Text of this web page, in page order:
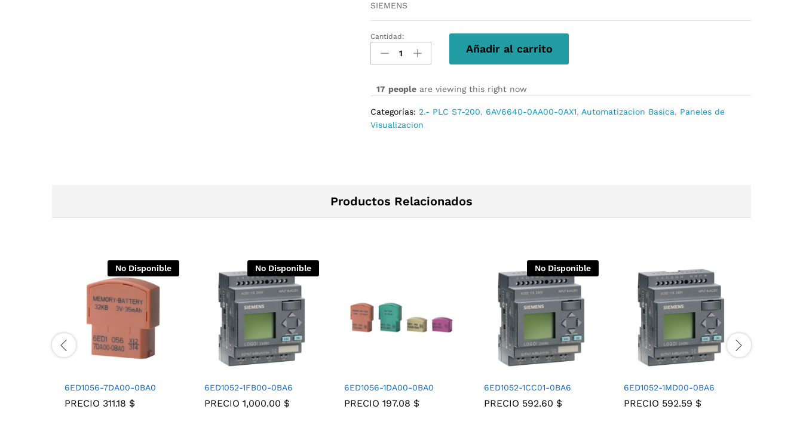
SIEMENS
6AV6640-
0AA00-
0AX1
Cantidad:
Añadir al carrito
17 people are viewing this right now
Categorías: 2.- PLC S7-200, 6AV6640-0AA00-0AX1, Automatizacion Basica, Paneles de
Visualizacion
Productos Relacionados
No Disponible
6ED1056-7DA00-0BA0
PRECIO 311.18 $
No Disponible
6ED1052-1FB00-0BA6
PRECIO 1,000.00 $
6ED1056-1DA00-0BA0
PRECIO 197.08 $
No Disponible
6ED1052-1CC01-0BA6
PRECIO 592.60 $
6ED1052-1MD00-0BA6
PRECIO 592.59 $